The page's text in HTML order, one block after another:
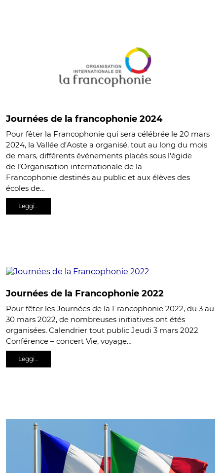
Journées de la francophonie 2024
Pour fêter la Francophonie qui sera célébrée le 20 mars
2024, la Vallée d’Aoste a organisé, tout au long du mois
de mars, différents événements placés sous l’égide
de l’Organisation internationale de la
Francophonie destinés au public et aux élèves des
écoles de…
Leggi…
Journées de la Francophonie 2022
Pour fêter les Journées de la Francophonie 2022, du 3 au
30 mars 2022, de nombreuses initiatives ont étés
organisées. Calendrier tout public Jeudi 3 mars 2022
Conférence – concert Vie, voyage…
Leggi…